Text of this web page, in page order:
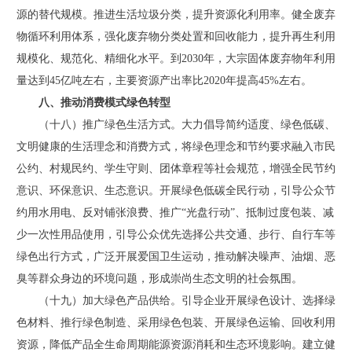
源的替代规模。推进生活垃圾分类，提升资源化利用率。健全废弃
物循环利用体系，强化废弃物分类处置和回收能力，提升再生利用
规模化、规范化、精细化水平。到2030年，大宗固体废弃物年利用
量达到45亿吨左右，主要资源产出率比2020年提高45%左右。
八、推动消费模式绿色转型
（十八）推广绿色生活方式。大力倡导简约适度、绿色低碳、
文明健康的生活理念和消费方式，将绿色理念和节约要求融入市民
公约、村规民约、学生守则、团体章程等社会规范，增强全民节约
意识、环保意识、生态意识。开展绿色低碳全民行动，引导公众节
约用水用电、反对铺张浪费、推广“光盘行动”、抵制过度包装、减
少一次性用品使用，引导公众优先选择公共交通、步行、自行车等
绿色出行方式，广泛开展爱国卫生运动，推动解决噪声、油烟、恶
臭等群众身边的环境问题，形成崇尚生态文明的社会氛围。
（十九）加大绿色产品供给。引导企业开展绿色设计、选择绿
色材料、推行绿色制造、采用绿色包装、开展绿色运输、回收利用
资源，降低产品全生命周期能源资源消耗和生态环境影响。建立健